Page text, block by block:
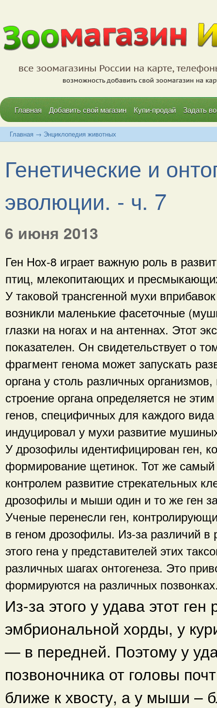
Главная Добавить свой магазин Купи-продай Задать
Главная → Энциклопедия животных
Генетические и
эволюции. - ч. 7
6 июня 2013
Ген Hox-8 играет важную роль в
птиц, млекопитающих и
У таковой трансгенной мухи
возникли маленькие фасеточные
глазки на ногах и на антеннах. Этот
показателен. Он свидетельствует о
фрагмент генома может запускать
органа у столь различных
строение органа определяется не
генов, специфичных для каждого
индуцировал у мухи развитие
У дрозофилы идентифицирован ген,
формирование щетинок. Тот же самый
контролем развитие стрекательных
дрозофилы и мыши один и то же ген
Ученые перенесли ген,
в геном дрозофилы. Из-за различий в
этого гена у представителей этих
различных шагах онтогенеза. Это
формируются на различных
Из-за этого у удава этот
эмбриональной хорды, у
— в передней. Поэтому у
позвоночника от головы
ближе к хвосту, а у мыши –